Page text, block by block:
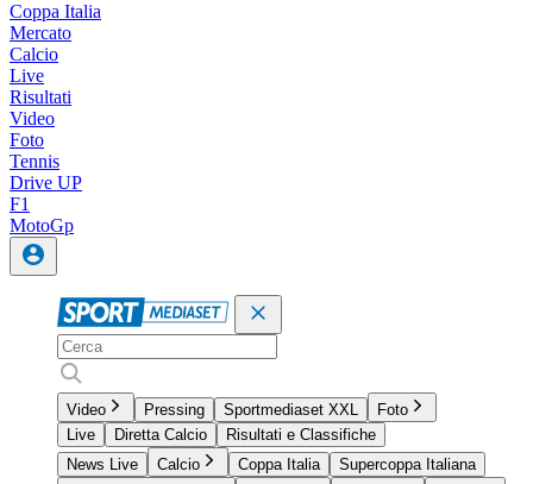
Coppa Italia
Mercato
Calcio
Live
Risultati
Video
Foto
Tennis
Drive UP
F1
MotoGp
Video Pressing Sportmediaset XXL
Foto
Live
Diretta Calcio
Risultati e Classifiche
News Live
Calcio Coppa Italia
Supercoppa Italiana